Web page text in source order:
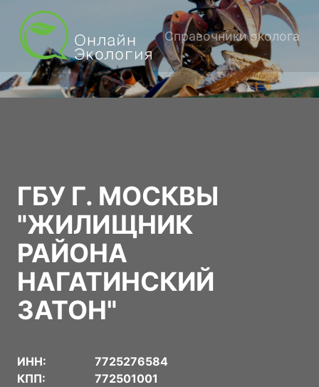
Справочники эколога
ГБУ Г. МОСКВЫ
"ЖИЛИЩНИК
РАЙОНА
НАГАТИНСКИЙ
ЗАТОН"
ИНН:
7725276584
КПП:
772501001